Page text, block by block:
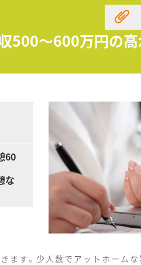
500～600万円の高
60
な
ます。少人数でアットホーム